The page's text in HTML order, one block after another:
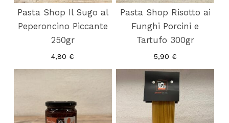
Pasta Shop Il Sugo al
Peperoncino Piccante
250gr
4,80€
Pasta Shop Risotto ai
Funghi Porcini e
Tartufo 300gr
5,90 €